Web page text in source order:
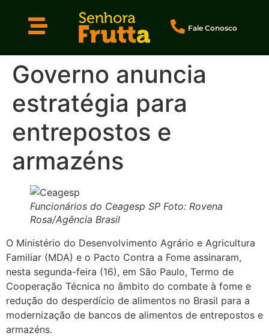
Fale Conosco
Governo anuncia
estratégia para
entrepostos e
armazéns
Funcionários do Ceagesp SP Foto: Rovena
Rosa/Agência Brasil
O Ministério do Desenvolvimento Agrário e Agricultura
Familiar (MDA) e o Pacto Contra a Fome assinaram,
nesta segunda-feira (16), em São Paulo, Termo de
Cooperação Técnica no âmbito do combate à fome e
redução do desperdício de alimentos no Brasil para a
modernização de bancos de alimentos de entrepostos e
armazéns.